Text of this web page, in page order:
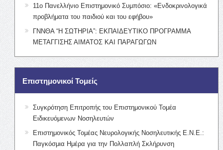
11ο Πανελλήνιο Επιστημονικό Συμπόσιο: «Ενδοκρινολογικά
προβλήματα του παιδιού και του εφήβου»
ΓΝΝΘΑ “Η ΣΩΤΗΡΙΑ”: ΕΚΠΑΙΔΕΥΤΙΚΟ ΠΡΟΓΡΑΜΜΑ
ΜΕΤΑΓΓΙΣΗΣ ΑΙΜΑΤΟΣ ΚΑΙ ΠΑΡΑΓΩΓΩΝ
Επιστημονικοί Τομείς
Συγκρότηση Επιτροπής του Επιστημονικού Τομέα
Ειδικευόμενων Νοσηλευτών
Επιστημονικός Τομέας Νευρολογικής Νοσηλευτικής Ε.Ν.Ε.:
Παγκόσμια Ημέρα για την Πολλαπλή Σκλήρυνση